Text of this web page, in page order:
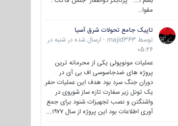
مقوا..
تاپیک جامع تحولات شرق آسیا
توسط majid363
· ارسال شده در شنبه در
05:26
عملیات مونوپولی یکی از محرمانه ترین
پروژه های ضدجاسوسی اف بی آی در
دوران جنگ سرد بود هدف این عملیات حفر
یک تونل زیر سفارت تازه ساز شوروی در
واشنگتن و نصب تجهیزات شنود برای جمع
آوری اطلاعات بود این پروژه از سال ۱۹۷۷...